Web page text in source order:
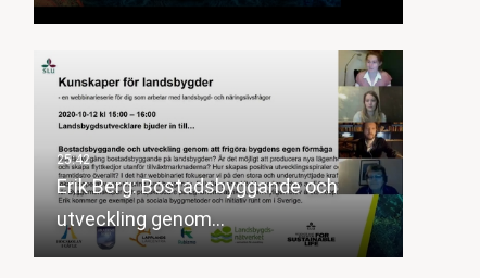
Erik Berg: Bostadsbyggande och
utveckling genom…